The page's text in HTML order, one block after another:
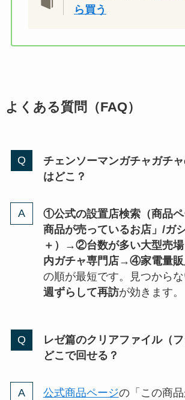
ら買う
よくある質問（FAQ）
チェンソーマンガチャガチ
はどこ？
①公式の設置店検索（商品
商品が売っているお店」/ガ
＋）→②台数が多い大型売
内ガチャ専門店→④家電量販
の順が最短です。見つから
週ずらして再訪が効きます。
レゼ篇のクリアファイル（
どこで回せる？
公式商品ページの「この商